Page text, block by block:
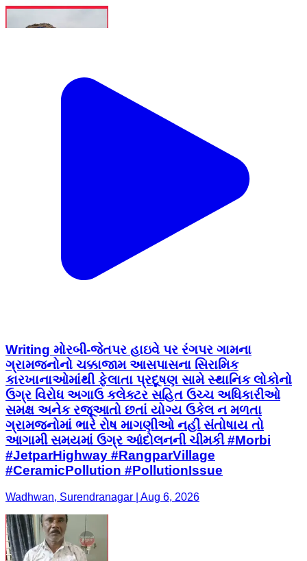
Writing મોરબી-જેતપર હાઇવે પર રંગપર ગામના
ગ્રામજનોનો ચક્કાજામ આસપાસના સિરામિક
કારખાનાઓમાંથી ફેલાતા પ્રદૂષણ સામે સ્થાનિક લોકોનો
ઉગ્ર વિરોધ અગાઉ કલેક્ટર સહિત ઉચ્ચ અધિકારીઓ
સમક્ષ અનેક રજૂઆતો છતાં યોગ્ય ઉકેલ ન મળતા
ગ્રામજનોમાં ભારે રોષ માગણીઓ નહીં સંતોષાય તો
આગામી સમયમાં ઉગ્ર આંદોલનની ચીમકી #Morbi
#JetparHighway #RangparVillage
#CeramicPollution #PollutionIssue
Wadhwan, Surendranagar | Aug 6, 2026